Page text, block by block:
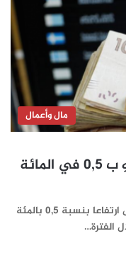
مال وأعمال
ارتفاع قيمة الدرهم مقابل الأورو ب 0,5 في المائة
أفاد بنك المغرب بأن سعر صرف الدرهم سجل ارتفاعا بنسبة 0,5 بالمئة
الفترة…